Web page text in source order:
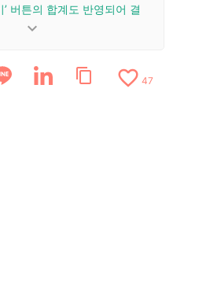
’ 버튼의 합계도 반영되어 결
개했습니다.
keyboard_arrow_down
content_copy favorite_border 47